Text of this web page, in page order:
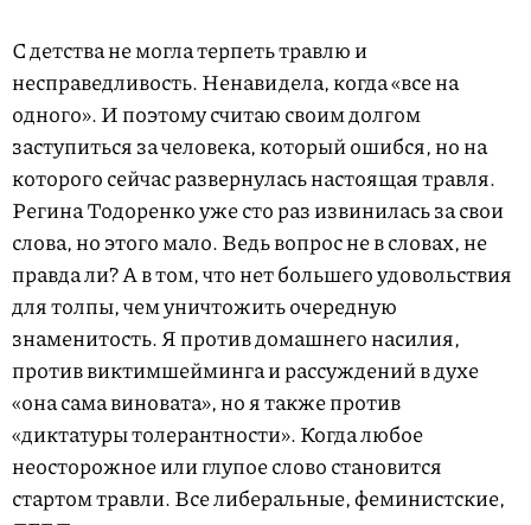
С детства не могла терпеть травлю и
несправедливость. Ненавидела, когда «все на
одного». И поэтому считаю своим долгом
заступиться за человека, который ошибся, но на
которого сейчас развернулась настоящая травля.
Регина Тодоренко уже сто раз извинилась за свои
слова, но этого мало. Ведь вопрос не в словах, не
правда ли? А в том, что нет большего удовольствия
для толпы, чем уничтожить очередную
знаменитость. Я против домашнего насилия,
против виктимшейминга и рассуждений в духе
«она сама виновата», но я также против
«диктатуры толерантности». Когда любое
неосторожное или глупое слово становится
стартом травли. Все либеральные, феминистские,